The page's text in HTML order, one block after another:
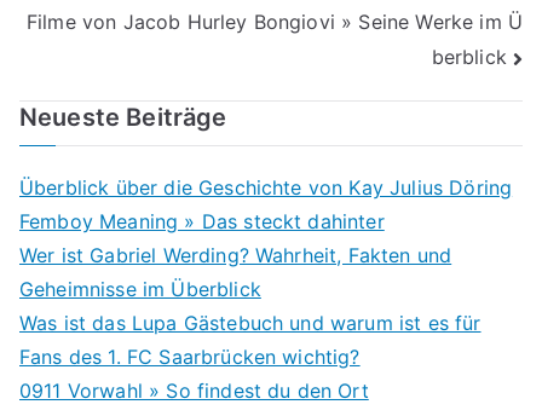
Filme von Jacob Hurley Bongiovi » Seine Werke im Ü
berblick
Neueste Beiträge
Überblick über die Geschichte von Kay Julius Döring
Femboy Meaning » Das steckt dahinter
Wer ist Gabriel Werding? Wahrheit, Fakten und
Geheimnisse im Überblick
Was ist das Lupa Gästebuch und warum ist es für
Fans des 1. FC Saarbrücken wichtig?
0911 Vorwahl » So findest du den Ort